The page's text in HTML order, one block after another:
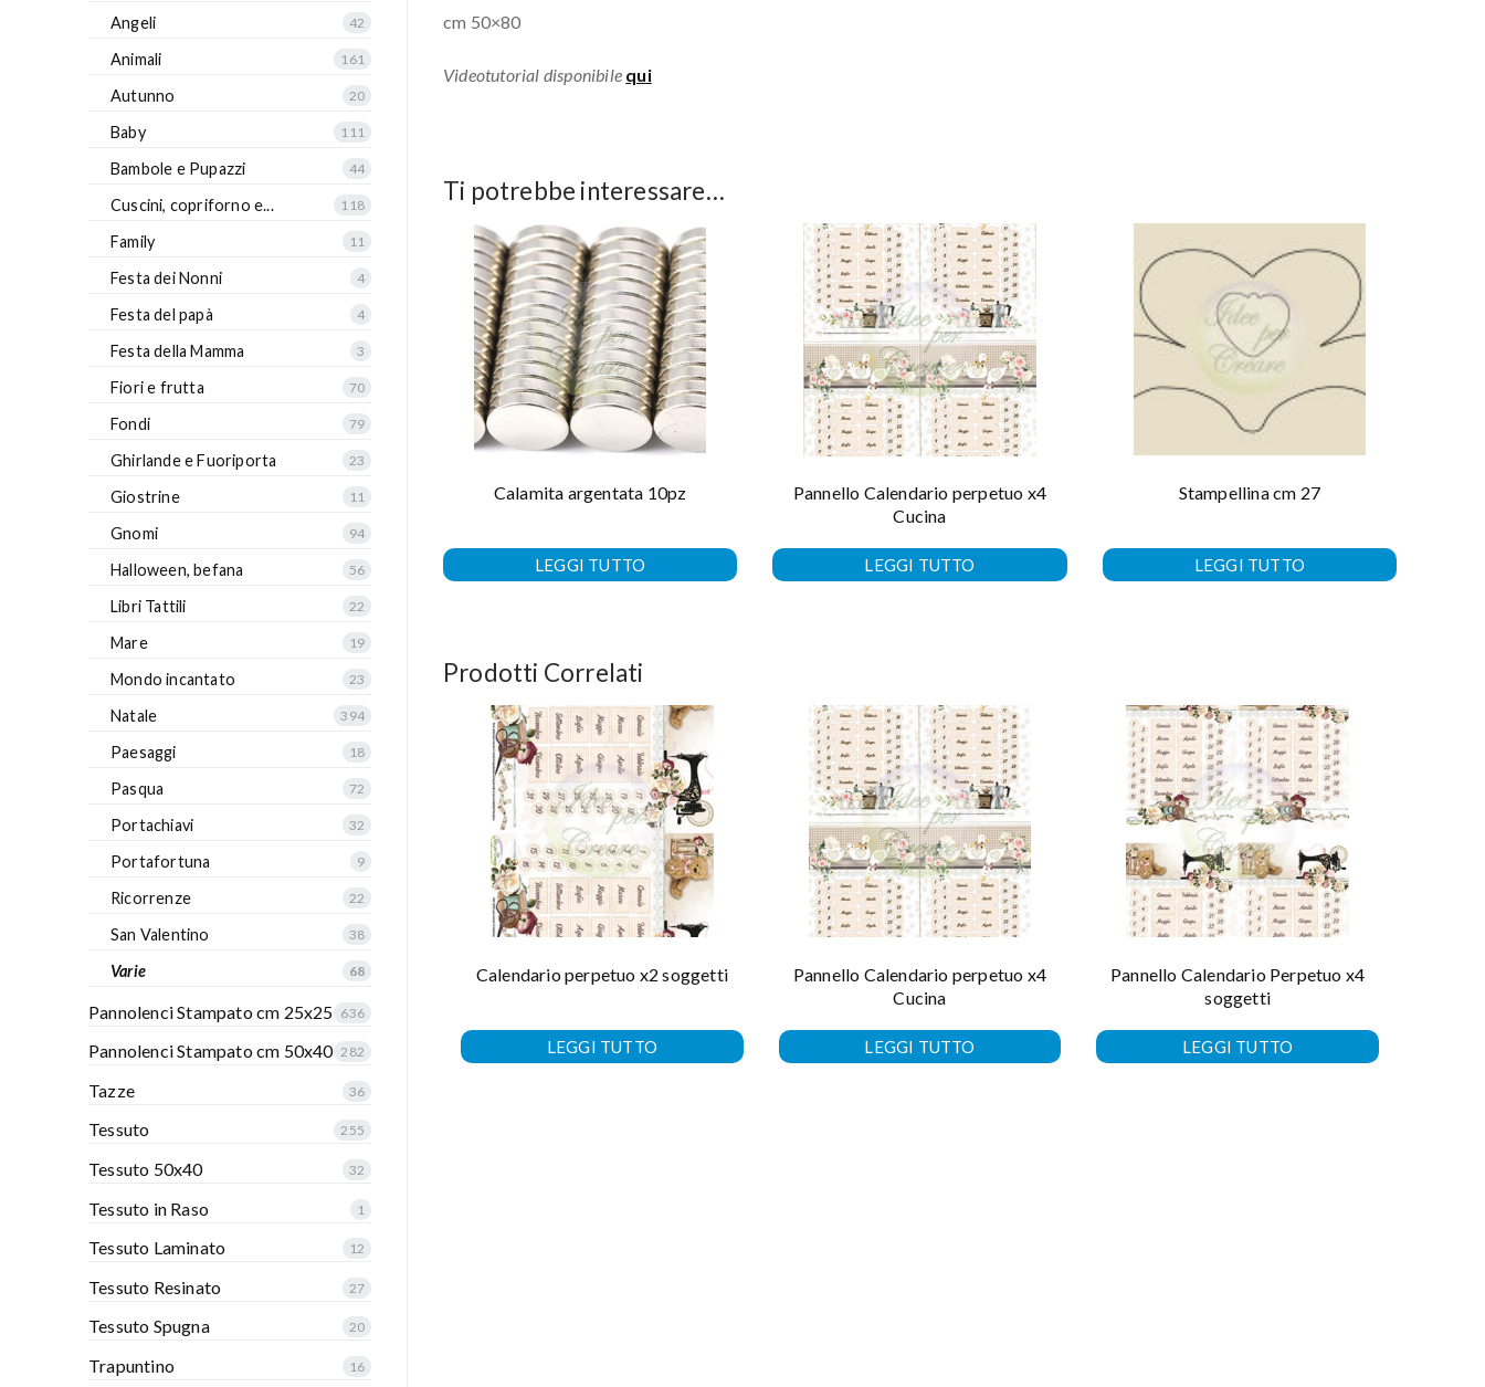
cm 50×80
Videotutorial disponibile qui
Ti potrebbe interessare…
Calamita argentata 10pz
LEGGI TUTTO
Pannello Calendario perpetuo x4
Cucina
LEGGI TUTTO
Stampellina cm 27
LEGGI TUTTO
Prodotti Correlati
Calendario perpetuo x2 soggetti
LEGGI TUTTO
Pannello Calendario perpetuo x4
Cucina
LEGGI TUTTO
Pannello Calendario Perpetuo x4
soggetti
LEGGI TUTTO
Angeli 42
Animali 161
Autunno 20
Baby 111
Bambole e Pupazzi 44
Cuscini, copriforno e... 118
Family 11
Festa dei Nonni 4
Festa del papà 4
Festa della Mamma 3
Fiori e frutta 70
Fondi 79
Ghirlande e Fuoriporta 23
Giostrine 11
Gnomi 94
Halloween, befana 56
Libri Tattili 22
Mare 19
Mondo incantato 23
Natale 394
Paesaggi 18
Pasqua 72
Portachiavi 32
Portafortuna 9
Ricorrenze 22
San Valentino 38
Varie 68
Pannolenci Stampato cm 25x25 636
Pannolenci Stampato cm 50x40 282
Tazze 36
Tessuto 255
Tessuto 50x40 32
Tessuto in Raso 1
Tessuto Laminato 12
Tessuto Resinato 27
Tessuto Spugna 20
Trapuntino 16